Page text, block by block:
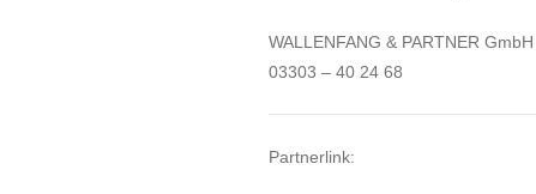
WALLENFANG & PARTNER
03303 – 40 24 68
Partnerlink: